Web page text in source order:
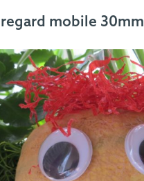
regard mobile 30mm